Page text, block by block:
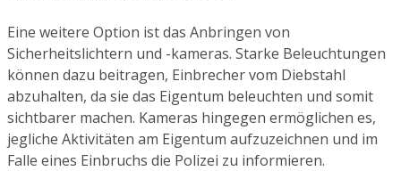
Eine weitere Option ist das Anbringen von
Sicherheitslichtern und -kameras. Starke Beleuchtungen
können dazu beitragen, Einbrecher vom Diebstahl
abzuhalten, da sie das Eigentum beleuchten und somit
sichtbarer machen. Kameras hingegen ermöglichen es,
jegliche Aktivitäten am Eigentum aufzuzeichnen und im
Falle eines Einbruchs die Polizei zu informieren.